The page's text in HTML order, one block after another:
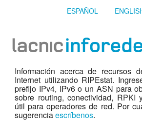
ESPAÑOL
Información acerca de recursos
Internet utilizando RIPEstat.
prefijo IPv4, IPv6 o un ASN para
sobre routing, conectividad, RPKI
útil para operadores de red. Por
sugerenciaescríbenos.